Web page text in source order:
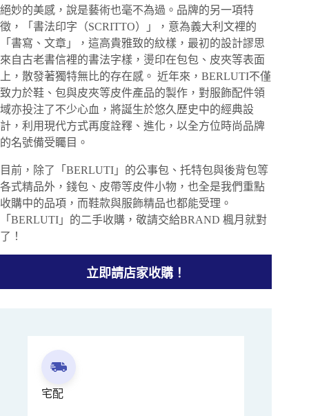
絕妙的美感，說是藝術也毫不為過。品牌的另一項特
徵，「書法印字（SCRITTO）」，意為義大利文裡的
「書寫、文章」，這高貴雅致的紋樣，最初的設計謬思
來自古老書信裡的書法字樣，燙印在包包、皮夾等表面
上，散發著獨特無比的存在感。 近年來，BERLUTI不僅
致力於鞋、包與皮夾等皮件產品的製作，對服飾配件領
域亦投注了不少心血，將誕生於悠久歷史中的經典設
計，利用現代方式再度詮釋、進化，以全方位時尚品牌
的名號備受矚目。
目前，除了「BERLUTI」的公事包、托特包與後背包等
各式精品外，錢包、皮帶等皮件小物，也全是我們重點
收購中的品項，而鞋款與服飾精品也都能受理。
「BERLUTI」的二手收購，敬請交給BRAND 楓月就對
了！
立即請店家收購！
宅配